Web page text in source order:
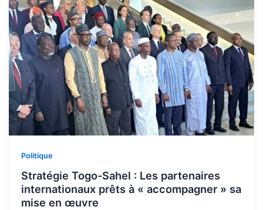
Politique
Stratégie Togo-Sahel : Les partenaires
internationaux prêts à « accompagner » sa
mise en œuvre